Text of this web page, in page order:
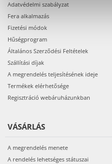
Adatvédelmi szabályzat
Fera alkalmazás
Fizetési módok
Hűségprogram
Általános Szerződési Feltételek
Szállítási díjak
A megrendelés teljesítésének ideje
Termékek elérhetősége
Regisztráció webáruházunkban
VÁSÁRLÁS
A megrendelés menete
A rendelés lehetséges státuszai